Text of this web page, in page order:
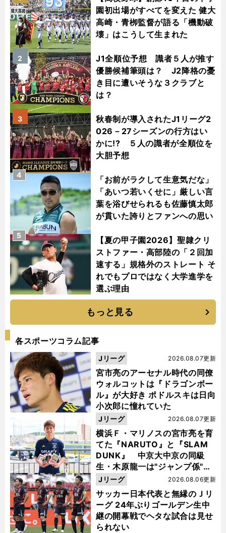
園初出場がすべてを変えた 健大
高崎・青栁監督が語る「機動破
壊」はこうして生まれた
J1全順位予想 識者５人が推す
優勝候補筆頭は？ J2降格の憂
き目に遭いそうな３クラブと
は？
2
秋春制が導入されたJ1リーグ2
026－27シーズンの行方はい
かに!? ５人の識者が全順位を
大胆予想
3
「お前がラクして生意気だな」
「あいつ若いくせに」厳しい言
葉を浴びせられるも佐藤慎太郎
が貫いた誇りとファンへの思い
4
【夏の甲子園2026】聖隷クリ
ストファー・高部陸の「２回加
速する」規格外のストレート そ
れでもプロではなく大学進学を
選ぶ理由
5
もっと見る
各スポーツコラム記事
宮市亮のアーセナル時代の同僚
ウォルコットは『ドラゴンボー
ル』が大好き ポドルスキは日向
小次郎に憧れていた
2026.08.07更新
Jリーグ
横浜Ｆ・マリノスの宮市亮を育
てた『NARUTO』と『SLAM
DUNK』 中京大中京の同級
生・木原龍一は"ジャンプ係"だ
った
2026.08.07更新
Jリーグ
サッカー日本代表と無縁のＪリ
ーグ 24年ぶりゴールデン生中
継の開幕戦でヘタな試合は見せ
られない
2026.08.06更新
Jリーグ